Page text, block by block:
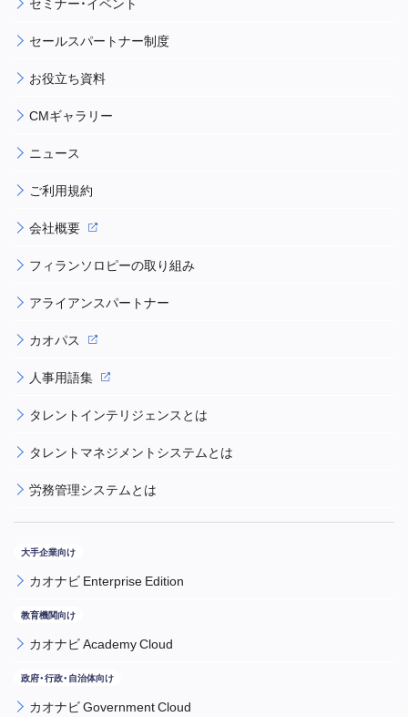
セールスパートナー制度
お役立ち資料
CMギャラリー
ニュース
ご利用規約
会社概要
フィランソロピーの取り組み
アライアンスパートナー
カオパス
人事用語集
タレントインテリジェンスとは
タレントマネジメントシステムとは
労務管理システムとは
カオナビ Enterprise Edition
カオナビ Academy Cloud
カオナビ Government Cloud